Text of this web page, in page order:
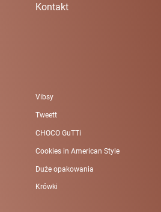
Kontakt
Vibsy
Tweett
CHOCO GuTTi
Cookies in American Style
Duże opakowania
Krówki